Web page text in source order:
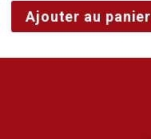
quantité
de
Ajouter au panier